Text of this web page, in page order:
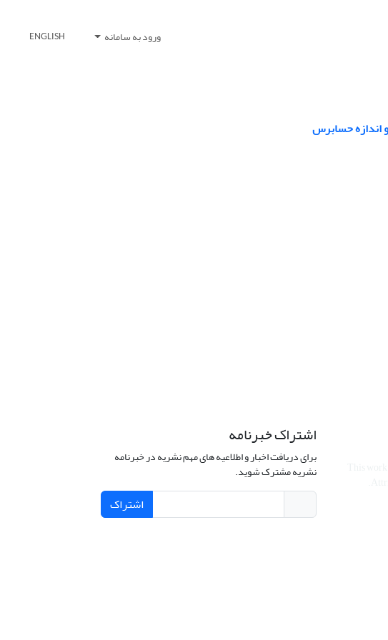
ورود به سامانه ENGLISH
اندازه حسابرس
اشتراک خبرنامه
برای دریافت اخبار و اطلاعیه های مهم نشریه در خبرنامه
نشریه مشترک شوید.
اشتراک